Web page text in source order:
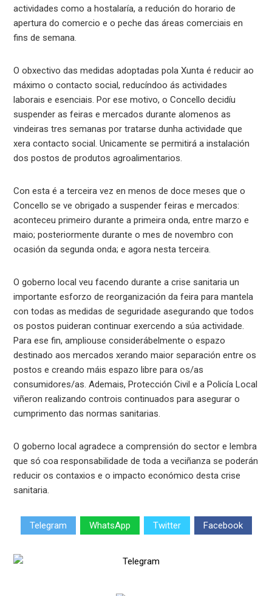
actividades como a hostalaría, a redución do horario de
apertura do comercio e o peche das áreas comerciais en
fins de semana.
O obxectivo das medidas adoptadas pola Xunta é reducir ao
máximo o contacto social, reducíndoo ás actividades
laborais e esenciais. Por ese motivo, o Concello decidíu
suspender as feiras e mercados durante alomenos as
vindeiras tres semanas por tratarse dunha actividade que
xera contacto social. Unicamente se permitirá a instalación
dos postos de produtos agroalimentarios.
Con esta é a terceira vez en menos de doce meses que o
Concello se ve obrigado a suspender feiras e mercados:
aconteceu primeiro durante a primeira onda, entre marzo e
maio; posteriormente durante o mes de novembro con
ocasión da segunda onda; e agora nesta terceira.
O goberno local veu facendo durante a crise sanitaria un
importante esforzo de reorganización da feira para mantela
con todas as medidas de seguridade asegurando que todos
os postos puideran continuar exercendo a súa actividade.
Para ese fin, ampliouse considerábelmente o espazo
destinado aos mercados xerando maior separación entre os
postos e creando máis espazo libre para os/as
consumidores/as. Ademais, Protección Civil e a Policía Local
viñeron realizando controis continuados para asegurar o
cumprimento das normas sanitarias.
O goberno local agradece a comprensión do sector e lembra
que só coa responsabilidade de toda a veciñanza se poderán
reducir os contaxios e o impacto económico desta crise
sanitaria.
Telegram WhatsApp Twitter Facebook